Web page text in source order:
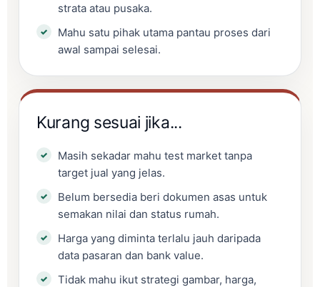
strata atau pusaka.
Mahu satu pihak utama pantau proses dari
awal sampai selesai.
Kurang sesuai jika...
Masih sekadar mahu test market tanpa
target jual yang jelas.
Belum bersedia beri dokumen asas untuk
semakan nilai dan status rumah.
Harga yang diminta terlalu jauh daripada
data pasaran dan bank value.
Tidak mahu ikut strategi gambar, harga,